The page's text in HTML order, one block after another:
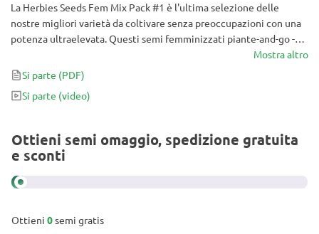
La Herbies Seeds Fem Mix Pack #1 è l'ultima selezione delle
nostre migliori varietà da coltivare senza preoccupazioni con una
potenza ultraelevata. Questi semi femminizzati piante-and-go -
DDoS #33, Runtz Punch e Blueberry Hill - producono ciascuno alti
raccolti di cime appetitose con livelli di THC che vanno dal 26 al
29%! Le varietà di questo mix sono etichettate individualmente.
Mostra altro
Si parte (PDF)
Si parte (video)
Ottieni semi omaggio, spedizione gratuita
e sconti
Ottieni 0semi gratis